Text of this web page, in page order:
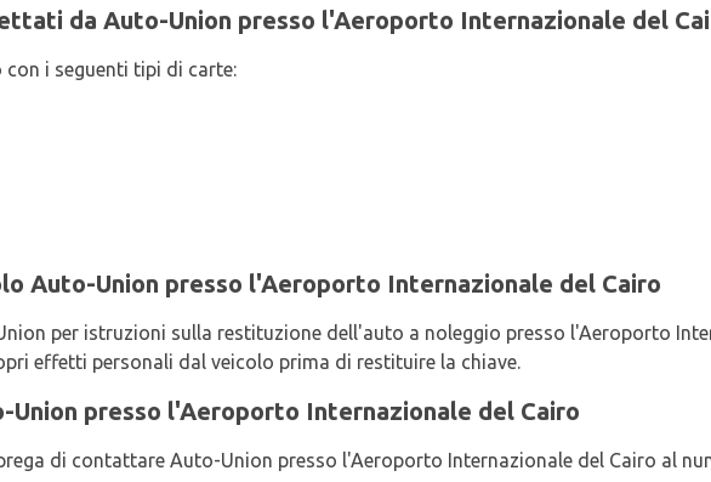
da Auto-Union presso l'Aeroporto Internazionale del
con i seguenti tipi di carte:
Auto-Union presso l'Aeroporto Internazionale del Cairo
per istruzioni sulla restituzione dell'auto a noleggio presso l'Aeroporto
effetti personali dal veicolo prima di restituire la chiave.
presso l'Aeroporto Internazionale del Cairo
di contattare Auto-Union presso l'Aeroporto Internazionale del Cairo al